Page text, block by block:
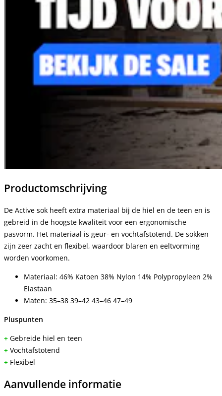
Productomschrijving
De Active sok heeft extra materiaal bij de hiel en de teen en is
gebreid in de hoogste kwaliteit voor een ergonomische
pasvorm. Het materiaal is geur- en vochtafstotend. De sokken
zijn zeer zacht en flexibel, waardoor blaren en eeltvorming
worden voorkomen.
Materiaal: 46% Katoen 38% Nylon 14% Polypropyleen 2%
Elastaan
Maten: 35–38 39–42 43–46 47–49
Pluspunten
+ Gebreide hiel en teen
+ Vochtafstotend
+ Flexibel
Aanvullende informatie